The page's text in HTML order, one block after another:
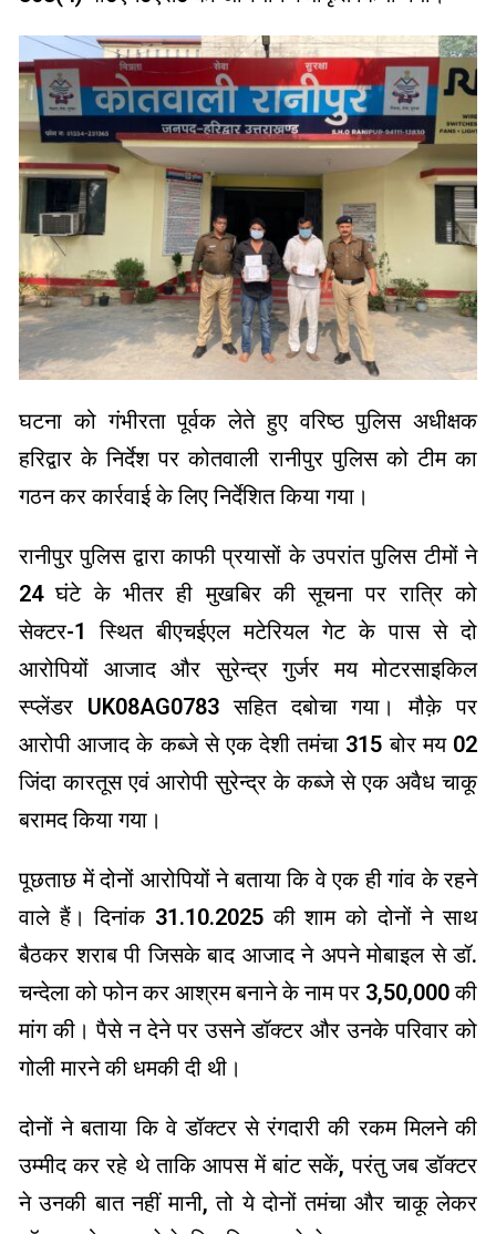
घटना को गंभीरता पूर्वक लेते हुए वरिष्ठ पुलिस अधीक्षक
हरिद्वार के निर्देश पर कोतवाली रानीपुर पुलिस को टीम का
गठन कर कार्रवाई के लिए निर्देशित किया गया।
रानीपुर पुलिस द्वारा काफी प्रयासों के उपरांत पुलिस टीमों ने
24 घंटे के भीतर ही मुखबिर की सूचना पर रात्रि को
सेक्टर-1 स्थित बीएचईएल मटेरियल गेट के पास से दो
आरोपियों आजाद और सुरेन्द्र गुर्जर मय मोटरसाइकिल
स्प्लेंडर UK08AG0783 सहित दबोचा गया। मौक़े पर
आरोपी आजाद के कब्जे से एक देशी तमंचा 315 बोर मय 02
जिंदा कारतूस एवं आरोपी सुरेन्द्र के कब्जे से एक अवैध चाकू
बरामद किया गया।
पूछताछ में दोनों आरोपियों ने बताया कि वे एक ही गांव के रहने
वाले हैं। दिनांक 31.10.2025 की शाम को दोनों ने साथ
बैठकर शराब पी जिसके बाद आजाद ने अपने मोबाइल से डॉ.
चन्देला को फोन कर आश्रम बनाने के नाम पर 3,50,000 की
मांग की। पैसे न देने पर उसने डॉक्टर और उनके परिवार को
गोली मारने की धमकी दी थी।
दोनों ने बताया कि वे डॉक्टर से रंगदारी की रकम मिलने की
उम्मीद कर रहे थे ताकि आपस में बांट सकें, परंतु जब डॉक्टर
ने उनकी बात नहीं मानी, तो ये दोनों तमंचा और चाकू लेकर